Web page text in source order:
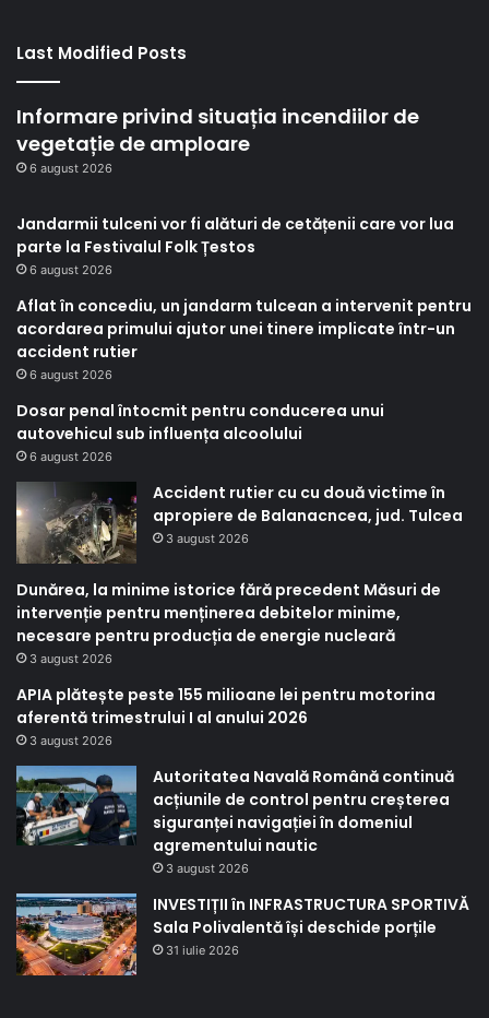
Last Modified Posts
Informare privind situația incendiilor de
vegetație de amploare
6 august 2026
Jandarmii tulceni vor fi alături de cetățenii care vor lua
parte la Festivalul Folk Țestos
6 august 2026
Aflat în concediu, un jandarm tulcean a intervenit pentru
acordarea primului ajutor unei tinere implicate într-un
accident rutier
6 august 2026
Dosar penal întocmit pentru conducerea unui
autovehicul sub influența alcoolului
6 august 2026
Accident rutier cu cu două victime în
apropiere de Balanacncea, jud. Tulcea
3 august 2026
Dunărea, la minime istorice fără precedent Măsuri de
intervenție pentru menținerea debitelor minime,
necesare pentru producția de energie nucleară
3 august 2026
APIA plătește peste 155 milioane lei pentru motorina
aferentă trimestrului I al anului 2026
3 august 2026
Autoritatea Navală Română continuă
acțiunile de control pentru creșterea
siguranței navigației în domeniul
agrementului nautic
3 august 2026
INVESTIȚII în INFRASTRUCTURA SPORTIVĂ
Sala Polivalentă își deschide porțile
31 iulie 2026